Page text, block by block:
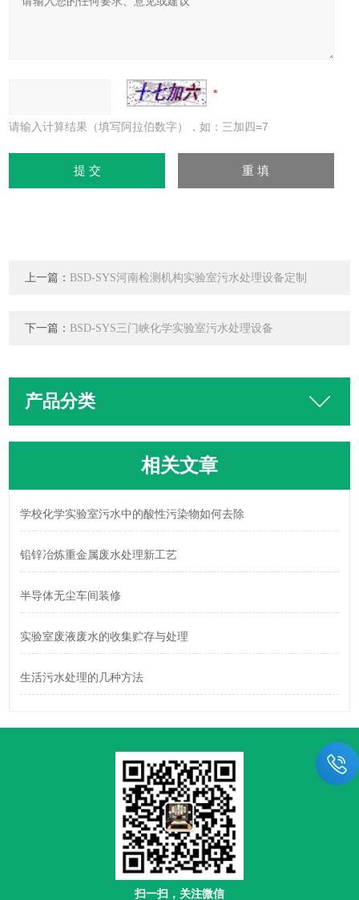
请输入计算结果（填写阿拉伯数字），如：三加四=7
上一篇： BSD-SYS河南检测机构实验室污水处理设备定制
下一篇： BSD-SYS三门峡化学实验室污水处理设备
产品分类
相关文章
学校化学实验室污水中的酸性污染物如何去除
铅锌冶炼重金属废水处理新工艺
半导体无尘车间装修
实验室废液废水的收集贮存与处理
生活污水处理的几种方法
扫一扫，关注微信